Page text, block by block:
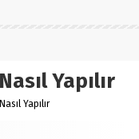
Yapılır
Yapılır